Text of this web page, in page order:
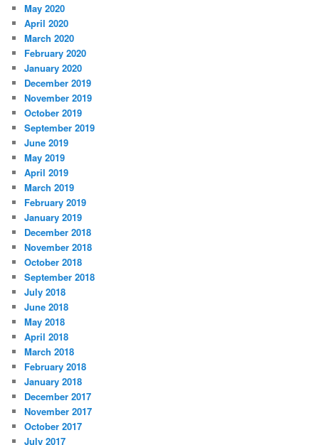
May 2020
April 2020
March 2020
February 2020
January 2020
December 2019
November 2019
October 2019
September 2019
June 2019
May 2019
April 2019
March 2019
February 2019
January 2019
December 2018
November 2018
October 2018
September 2018
July 2018
June 2018
May 2018
April 2018
March 2018
February 2018
January 2018
December 2017
November 2017
October 2017
July 2017